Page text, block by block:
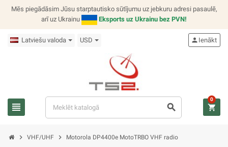
Mēs piegādāsim Jūsu starptautisko sūtījumu uz jebkuru adresi pasaulē,
arī uz Ukrainu
Eksports uz Ukrainu bez PVN!
Latviešu valoda USD
view_headline search
person Ienākt
shopping_cart
0
chevron_right VHF/UHF chevron_right Motorola DP4400e MotoTRBO VHF radio